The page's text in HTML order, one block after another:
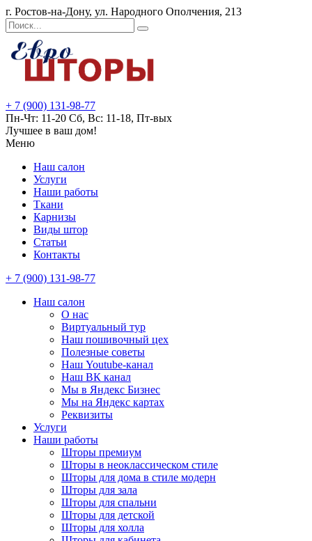
г. Ростов-на-Дону, ул. Народного Ополчения, 213
+ 7 (900) 131-98-77
Пн-Чт: 11-20 Сб, Вс: 11-18, Пт-вых
Лучшее в ваш дом!
Меню
Наш салон
Услуги
Наши работы
Ткани
Карнизы
Виды штор
Статьи
Контакты
+ 7 (900) 131-98-77
Наш салон
О нас
Виртуальный тур
Наш пошивочный цех
Полезные советы
Наш Youtube-канал
Наш ВК канал
Мы в Яндекс Бизнес
Мы на Яндекс картах
Реквизиты
Услуги
Наши работы
Шторы премиум
Шторы в неоклассическом стиле
Шторы для дома в стиле модерн
Шторы для зала
Шторы для спальни
Шторы для детской
Шторы для холла